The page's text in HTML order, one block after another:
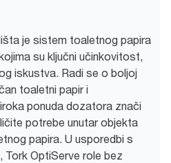
je sistem toaletnog papira
su ključni učinkovitost,
iskustva. Radi se o boljoj
toaletni papir i
ponuda dozatora znači
potrebe unutar objekta
papira. U usporedbi s
Tork OptiServe role bez